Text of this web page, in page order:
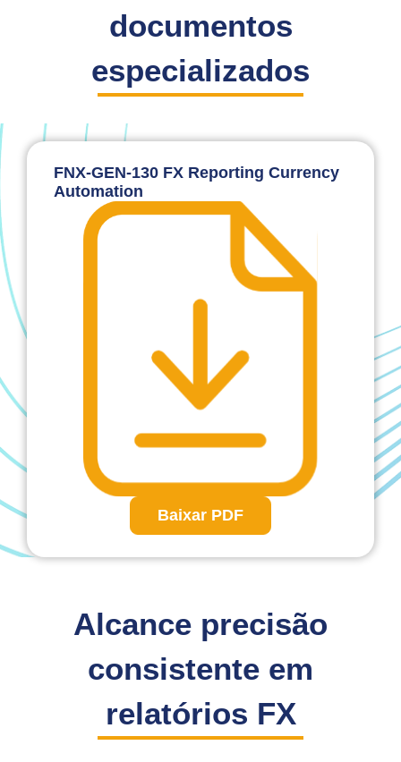
documentos
especializados
FNX-GEN-130 FX Reporting Currency
Automation
Baixar PDF
Alcance precisão
consistente em
relatórios FX